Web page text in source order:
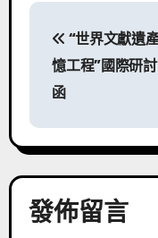
文
章
導
覽
“世界文獻遺
憶工程”國際研
函
發佈留言